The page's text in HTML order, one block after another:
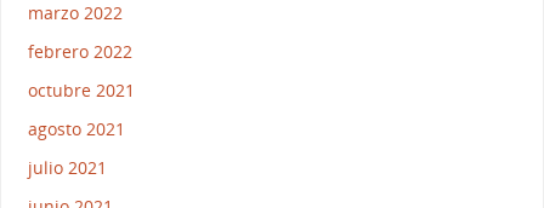
marzo 2022
febrero 2022
octubre 2021
agosto 2021
julio 2021